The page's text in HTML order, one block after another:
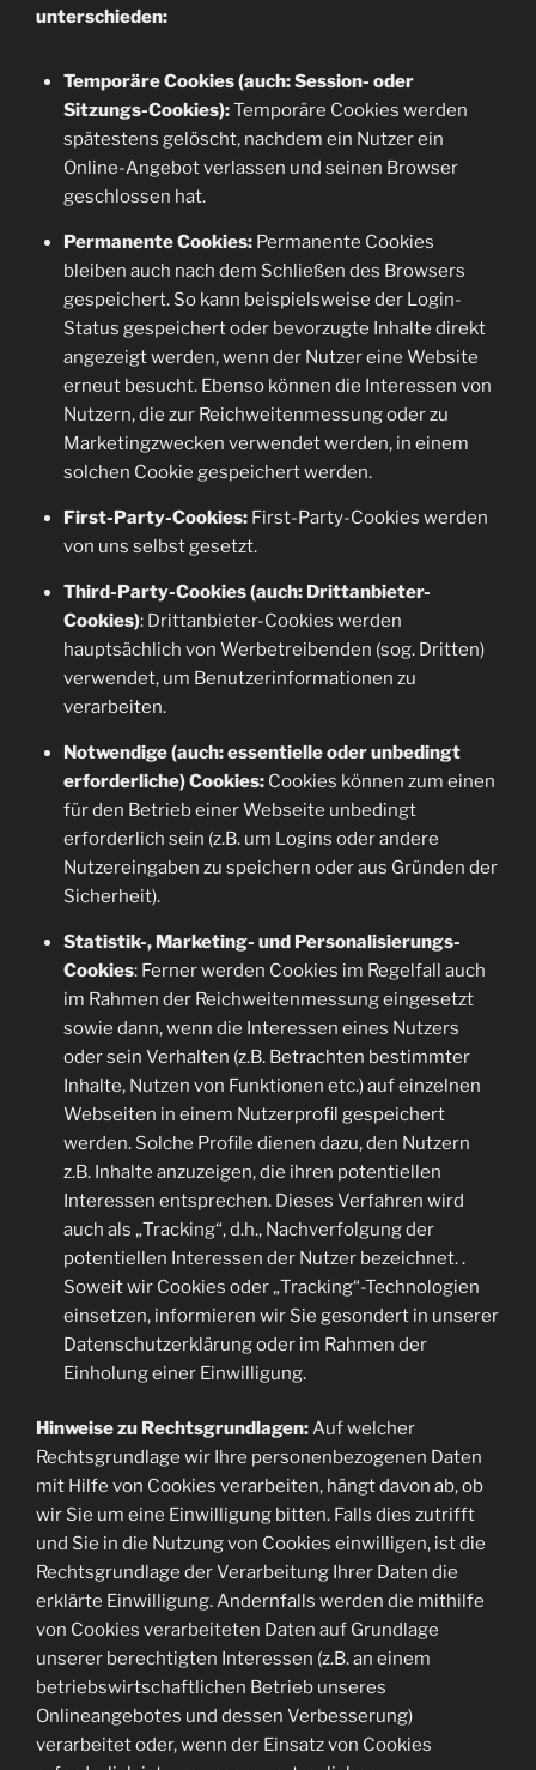
unterschieden:
Temporäre Cookies (auch: Session- oder
Sitzungs-Cookies):Temporäre Cookies werden
spätestens gelöscht, nachdem ein Nutzer ein
Online-Angebot verlassen und seinen Browser
geschlossen hat.
Permanente Cookies:Permanente Cookies
bleiben auch nach dem Schließen des Browsers
gespeichert. So kann beispielsweise der Login-
Status gespeichert oder bevorzugte Inhalte direkt
angezeigt werden, wenn der Nutzer eine Website
erneut besucht. Ebenso können die Interessen von
Nutzern, die zur Reichweitenmessung oder zu
Marketingzwecken verwendet werden, in einem
solchen Cookie gespeichert werden.
First-Party-Cookies:First-Party-Cookies werden
von uns selbst gesetzt.
Third-Party-Cookies (auch: Drittanbieter-
Cookies): Drittanbieter-Cookies werden
hauptsächlich von Werbetreibenden (sog. Dritten)
verwendet, um Benutzerinformationen zu
verarbeiten.
Notwendige (auch: essentielle oder unbedingt
erforderliche) Cookies:Cookies können zum einen
für den Betrieb einer Webseite unbedingt
erforderlich sein (z.B. um Logins oder andere
Nutzereingaben zu speichern oder aus Gründen der
Sicherheit).
Statistik-, Marketing- und Personalisierungs-
Cookies: Ferner werden Cookies im Regelfall auch
im Rahmen der Reichweitenmessung eingesetzt
sowie dann, wenn die Interessen eines Nutzers
oder sein Verhalten (z.B. Betrachten bestimmter
Inhalte, Nutzen von Funktionen etc.) auf einzelnen
Webseiten in einem Nutzerprofil gespeichert
werden. Solche Profile dienen dazu, den Nutzern
z.B. Inhalte anzuzeigen, die ihren potentiellen
Interessen entsprechen. Dieses Verfahren wird
auch als „Tracking“, d.h., Nachverfolgung der
potentiellen Interessen der Nutzer bezeichnet. .
Soweit wir Cookies oder „Tracking“-Technologien
einsetzen, informieren wir Sie gesondert in unserer
Datenschutzerklärung oder im Rahmen der
Einholung einer Einwilligung.
Hinweise zu Rechtsgrundlagen:Auf welcher
Rechtsgrundlage wir Ihre personenbezogenen Daten
mit Hilfe von Cookies verarbeiten, hängt davon ab, ob
wir Sie um eine Einwilligung bitten. Falls dies zutrifft
und Sie in die Nutzung von Cookies einwilligen, ist die
Rechtsgrundlage der Verarbeitung Ihrer Daten die
erklärte Einwilligung. Andernfalls werden die mithilfe
von Cookies verarbeiteten Daten auf Grundlage
unserer berechtigten Interessen (z.B. an einem
betriebswirtschaftlichen Betrieb unseres
Onlineangebotes und dessen Verbesserung)
verarbeitet oder, wenn der Einsatz von Cookies